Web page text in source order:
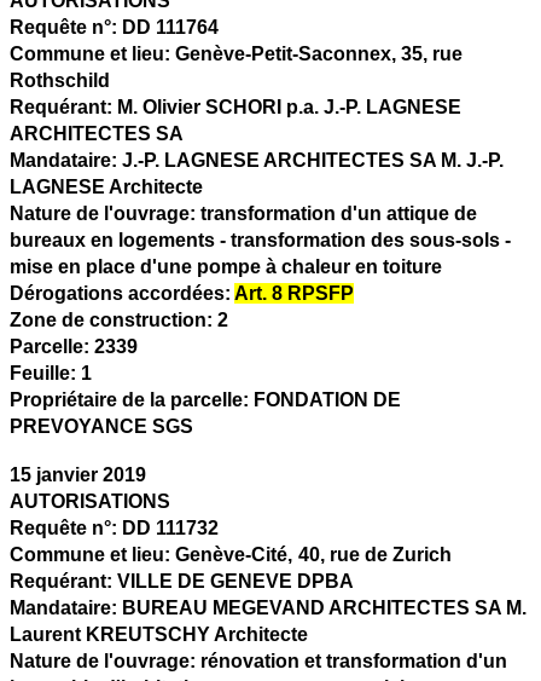
Requête n°: DD 111764
Commune et lieu: Genève-Petit-Saconnex, 35, rue
Rothschild
Requérant: M. Olivier SCHORI p.a. J.-P. LAGNESE
ARCHITECTES SA
Mandataire: J.-P. LAGNESE ARCHITECTES SA M. J.-P.
LAGNESE Architecte
Nature de l'ouvrage: transformation d'un attique de
bureaux en logements - transformation des sous-sols -
mise en place d'une pompe à chaleur en toiture
Dérogations accordées: Art. 8 RPSFP
Zone de construction: 2
Parcelle: 2339
Feuille: 1
Propriétaire de la parcelle: FONDATION DE
PREVOYANCE SGS
15 janvier 2019
AUTORISATIONS
Requête n°: DD 111732
Commune et lieu: Genève-Cité, 40, rue de Zurich
Requérant: VILLE DE GENEVE DPBA
Mandataire: BUREAU MEGEVAND ARCHITECTES SA M.
Laurent KREUTSCHY Architecte
Nature de l'ouvrage: rénovation et transformation d'un